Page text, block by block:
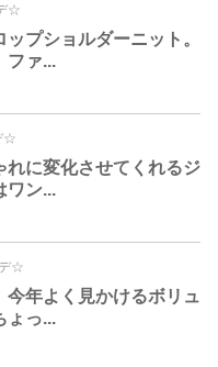
☆
プショルダーニット。
ファ...
☆
れに変化させてくれるジ
ワン...
☆
年よく見かけるボリュ
ょっ...